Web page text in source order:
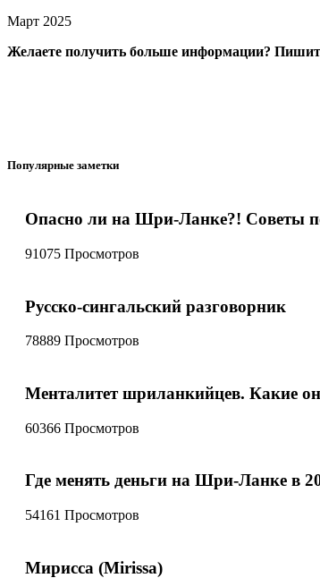
Март 2025
Желаете получить больше информации?
Популярные заметки
Опасно ли на Шри-Ланке?! Советы по
91075 Просмотров
Русско-сингальский разговорник
78889 Просмотров
Менталитет шриланкийцев. Какие
60366 Просмотров
Где менять деньги на Шри-Ланке в
54161 Просмотров
Мирисса (Mirissa)